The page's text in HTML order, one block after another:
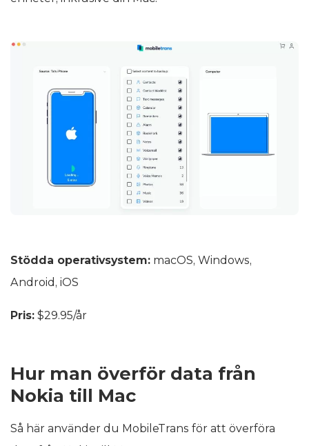
Stödda operativsystem: macOS, Windows,
Android, iOS
Pris: $29.95/år
Hur man överför data från
Nokia till Mac
Så här använder du MobileTrans för att överföra